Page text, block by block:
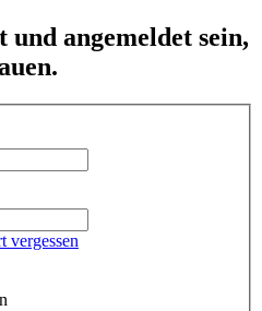
angemeldet sein,
vergessen